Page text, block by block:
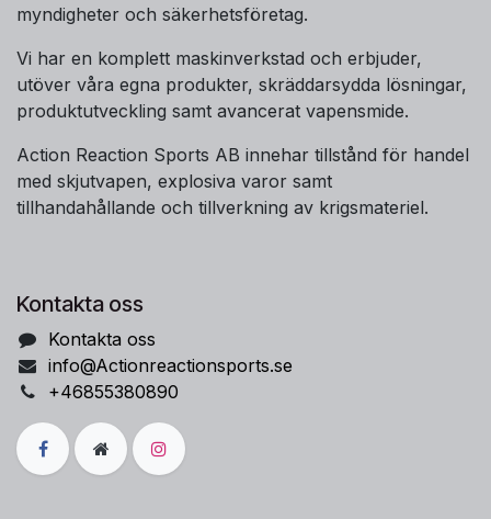
myndigheter och säkerhetsföretag.
Vi har en komplett maskinverkstad och erbjuder,
utöver våra egna produkter, skräddarsydda lösningar,
produktutveckling samt avancerat vapensmide.
Action Reaction Sports AB innehar tillstånd för handel
med skjutvapen, explosiva varor samt
tillhandahållande och tillverkning av krigsmateriel.
Kontakta oss
Kontakta oss
info@Actionreactionsports.se
+46855380890